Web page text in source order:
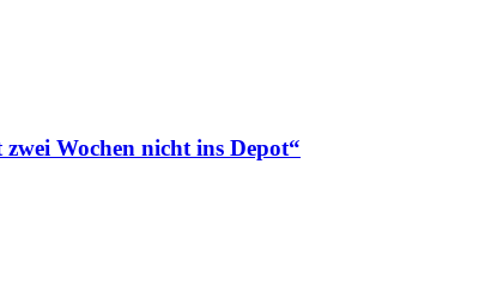
Wochen nicht ins Depot“